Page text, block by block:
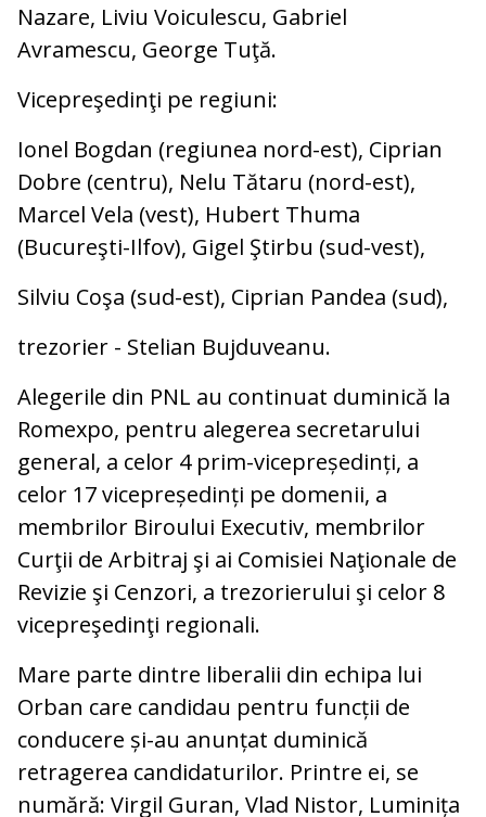
Nazare, Liviu Voiculescu, Gabriel
Avramescu, George Tuţă.
Vicepreşedinţi pe regiuni:
Ionel Bogdan (regiunea nord-est), Ciprian
Dobre (centru), Nelu Tătaru (nord-est),
Marcel Vela (vest), Hubert Thuma
(Bucureşti-Ilfov), Gigel Ştirbu (sud-vest),
Silviu Coşa (sud-est), Ciprian Pandea (sud),
trezorier - Stelian Bujduveanu.
Alegerile din PNL au continuat duminică la
Romexpo, pentru alegerea secretarului
general, a celor 4 prim-vicepreședinți, a
celor 17 vicepreședinți pe domenii, a
membrilor Biroului Executiv, membrilor
Curţii de Arbitraj şi ai Comisiei Naţionale de
Revizie şi Cenzori, a trezorierului şi celor 8
vicepreşedinţi regionali.
Mare parte dintre liberalii din echipa lui
Orban care candidau pentru funcții de
conducere și-au anunțat duminică
retragerea candidaturilor. Printre ei, se
numără: Virgil Guran, Vlad Nistor, Luminița